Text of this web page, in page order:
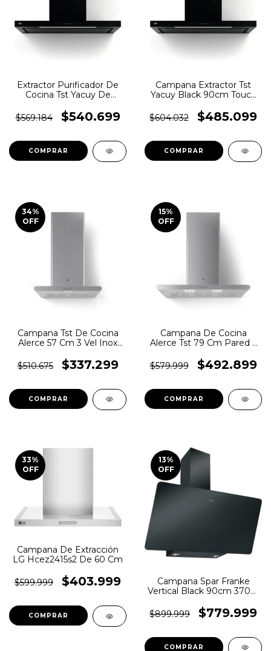
Extractor Purificador De
Cocina Tst Yacuy De
X 50 Mm Color Negro
$569.184 $540.699
Campana Extractor Tst
Yacuy Black 90cm Touch
$604.032
$485.099
34%
OFF
Campana Tst De Cocina
Alerce 57 Cm 3 Vel Inox
$510.675
$337.299
15%
OFF
Campana De Cocina
Alerce Tst 79 Cm Pared 3
$579.999
$492.899
33%
OFF
Campana De Extracción
LG Hcez2415s2 De 60 Cm
$599.999 $403.999
13%
OFF
Campana Spar Franke
Vertical Black 90cm 3708-
$899.999
$779.999